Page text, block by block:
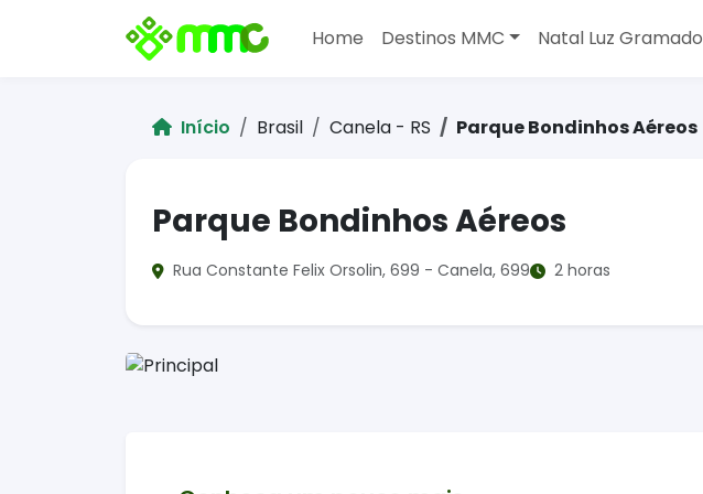
Home Destinos MMC Natal Luz Gramado
Início Brasil Canela - RS Parque Bondinhos Aéreos
Parque Bondinhos Aéreos
Rua Constante Felix Orsolin, 699 - Canela, 699 2 horas